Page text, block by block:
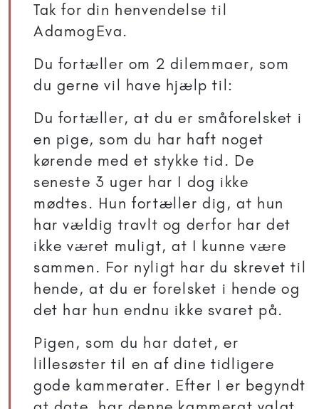
Tak for din henvendelse til
AdamogEva.
Du fortæller om 2 dilemmaer, som
du gerne vil have hjælp til:
Du fortæller, at du er småforelsket i
en pige, som du har haft noget
kørende med et stykke tid. De
seneste 3 uger har I dog ikke
mødtes. Hun fortæller dig, at hun
har vældig travlt og derfor har det
ikke været muligt, at I kunne være
sammen. For nyligt har du skrevet til
hende, at du er forelsket i hende og
det har hun endnu ikke svaret på.
Pigen, som du har datet, er
lillesøster til en af dine tidligere
gode kammerater. Efter I er begyndt